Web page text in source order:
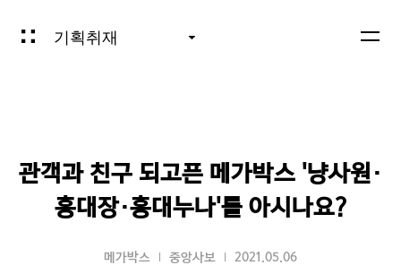
기획취재
관객과 친구 되고픈 메가박스 '냥사원·
홍대장·홍대누나'를 아시나요?
메가박스 중앙사보 2021.05.06